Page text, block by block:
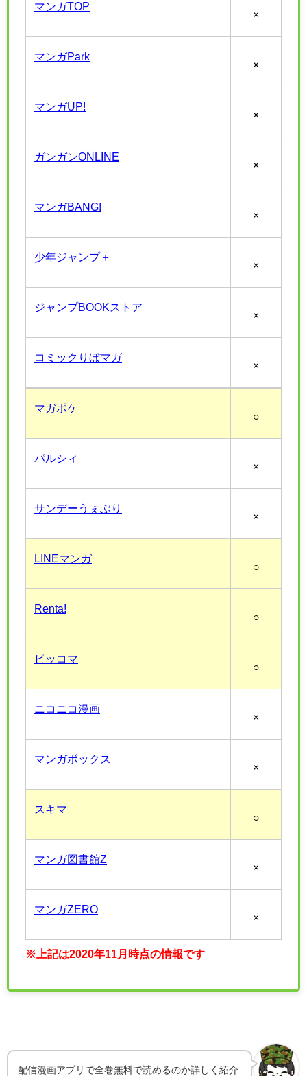
マンガTOP
×
マンガPark
×
マンガUP!
×
ガンガンONLINE
×
マンガBANG!
×
少年ジャンプ＋
×
ジャンプBOOKストア
×
コミックりぼマガ
×
マガポケ
○
パルシィ
×
サンデーうぇぶり
×
LINEマンガ
○
Renta!
○
ピッコマ
○
ニコニコ漫画
×
マンガボックス
×
スキマ
○
マンガ図書館Z
×
マンガZERO
×
※上記は2020年11月時点の情報です
配信漫画アプリで全巻無料で読めるのか詳しく紹介